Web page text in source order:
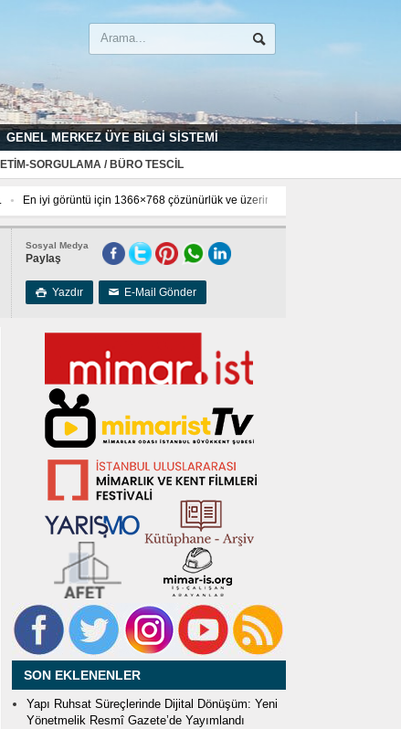
GENEL MERKEZ ÜYE BILGI SISTEMI
SORGULAMA / BÜRO TESCIL
için 1366×768 çözünürlük ve üzerinde kullanınız.
Sosyal Medya
Paylaş
 Yazdır ✉ E-Mail Gönder
SON EKLENENLER
Yapı Ruhsat Süreçlerinde Dijital Dönüşüm: Yeni
Yönetmelik Resmî Gazete’de Yayımlandı